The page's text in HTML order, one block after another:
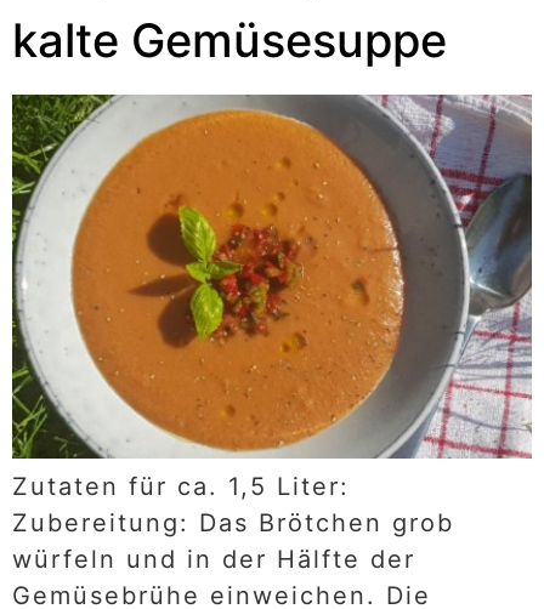
kalte Gemüsesuppe
Zutaten für ca. 1,5 Liter:
Zubereitung: Das Brötchen grob
würfeln und in der Hälfte der
Gemüsebrühe einweichen. Die